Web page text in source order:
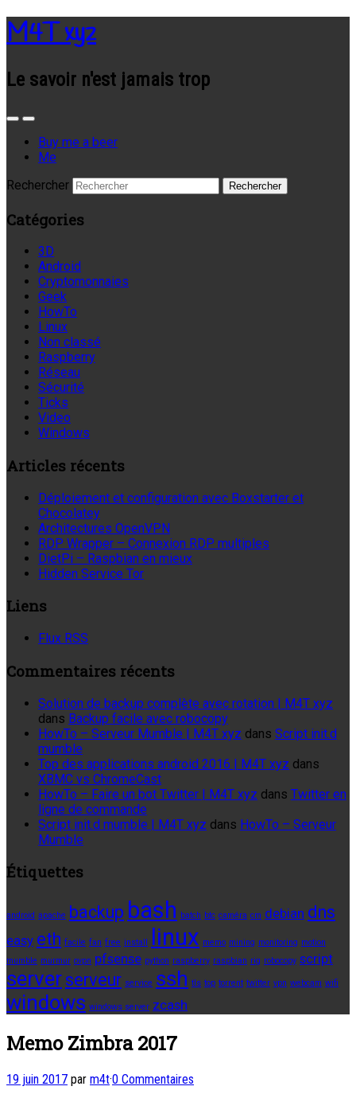
M4T xyz
Le savoir n'est jamais trop
Buy me a beer
Me
Rechercher
Catégories
3D
Android
Cryptomonnaies
Geek
HowTo
Linux
Non classé
Raspberry
Réseau
Sécurité
Ticks
Video
Windows
Articles récents
Déploiement et configuration avec Boxstarter et
Chocolatey
Architectures OpenVPN
RDP Wrapper – Connexion RDP multiples
DietPi – Raspbian en mieux
Hidden Service Tor
Liens
Flux RSS
Commentaires récents
Solution de backup complète avec rotation | M4T xyz
dans Backup facile avec robocopy
HowTo – Serveur Mumble | M4T xyz dans Script init.d
mumble
Top des applications android 2016 | M4T xyz dans
XBMC vs ChromeCast
HowTo – Faire un bot Twitter | M4T xyz dans Twitter en
ligne de commande
Script init.d mumble | M4T xyz dans HowTo – Serveur
Mumble
Étiquettes
android apache backup bash batch btc caméra cm debian dns
easy eth facile fan free install linux memo mining monitoring motion
mumble murmur ovpn pfsense python raspberry raspbian rig robocopy script
server serveur service ssh tls top torrent twitter vpn webcam wifi
windows windows server zcash
Memo Zimbra 2017
19 juin 2017 par m4t·0 Commentaires